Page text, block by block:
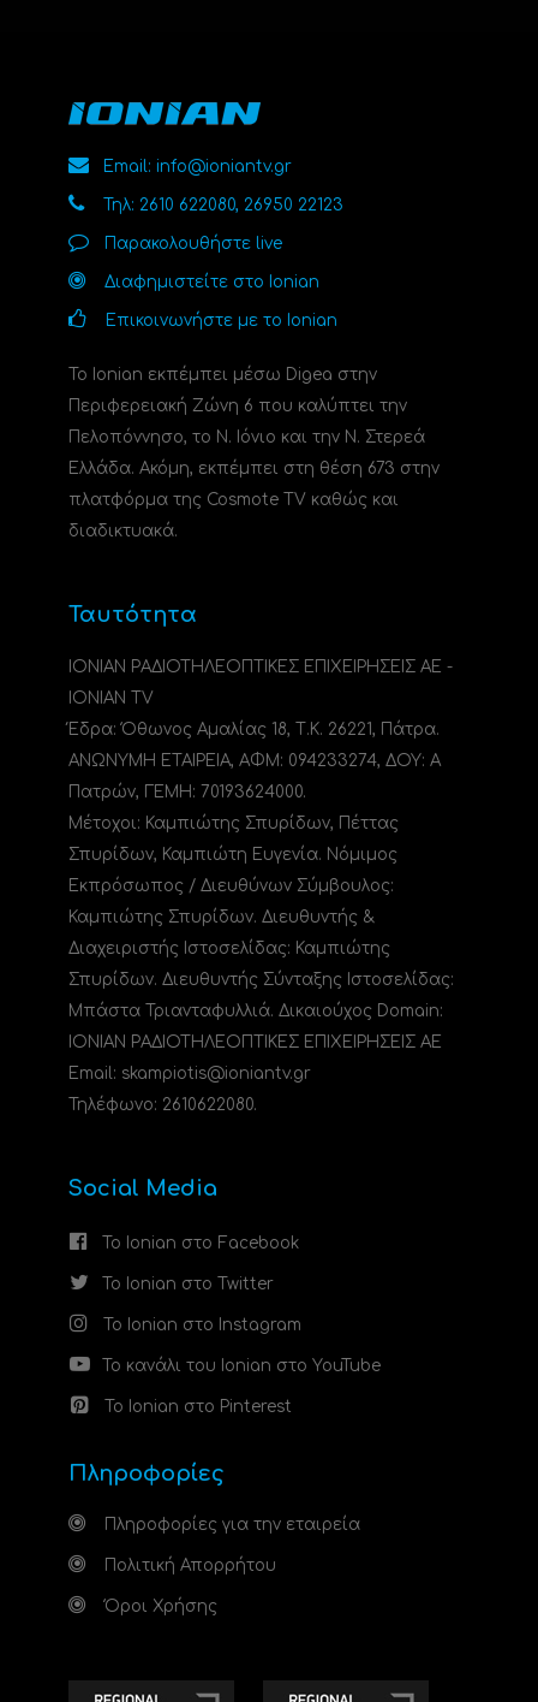
Email: info@ioniantv.gr
Τηλ: 2610 622080, 26950 22123
Παρακολουθήστε live
Διαφημιστείτε στο Ionian
Επικοινωνήστε με το Ionian
Το Ionian εκπέμπει μέσω Digea στην
Περιφερειακή Ζώνη 6 που καλύπτει την
Πελοπόννησο, το N. Ιόνιο και την Ν. Στερεά
Ελλάδα. Ακόμη, εκπέμπει στη θέση 673 στην
πλατφόρμα της Cosmote TV καθώς και
διαδικτυακά.
Ταυτότητα
ΙΟΝΙΑΝ ΡΑΔΙΟΤΗΛΕΟΠΤΙΚΕΣ ΕΠΙΧΕΙΡΗΣΕΙΣ ΑΕ -
IONIAN TV
Έδρα: Όθωνος Αμαλίας 18, Τ.Κ. 26221, Πάτρα.
ΑΝΩΝΥΜΗ ΕΤΑΙΡΕΙΑ, ΑΦΜ: 094233274, ΔΟΥ: A
Πατρών, ΓΕΜΗ: 70193624000.
Μέτοχοι: Καμπιώτης Σπυρίδων, Πέττας
Σπυρίδων, Καμπιώτη Ευγενία. Νόμιμος
Εκπρόσωπος / Διευθύνων Σύμβουλος:
Καμπιώτης Σπυρίδων. Διευθυντής &
Διαχειριστής Ιστοσελίδας: Καμπιώτης
Σπυρίδων. Διευθυντής Σύνταξης Ιστοσελίδας:
Μπάστα Τριανταφυλλιά. Δικαιούχος Domain:
ΙΟΝΙΑΝ ΡΑΔΙΟΤΗΛΕΟΠΤΙΚΕΣ ΕΠΙΧΕΙΡΗΣΕΙΣ ΑΕ
Email: skampiotis@ioniantv.gr
Τηλέφωνο: 2610622080.
Social Media
Το Ionian στο Facebook
Το Ionian στο Twitter
Το Ionian στο Instagram
Το κανάλι του Ionian στο YouTube
Το Ionian στο Pinterest
Πληροφορίες
Πληροφορίες για την εταιρεία
Πολιτική Απορρήτου
Όροι Χρήσης